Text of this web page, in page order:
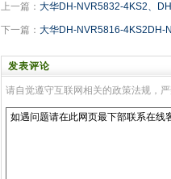
上一篇： 大华DH-NVR5832-4KS2、
下一篇： 大华DH-NVR5816-4KS2DH-
发表评论
请自觉遵守互联网相关的政策法规，